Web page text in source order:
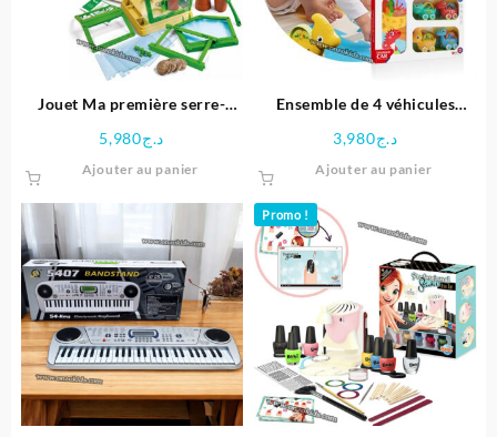
Jouet Ma première serre-
د.ج5,980
Ajouter au panier
Ensemble de 4 véhicules
– HUANGER
د.ج3,980
Ajouter au panier
Promo !